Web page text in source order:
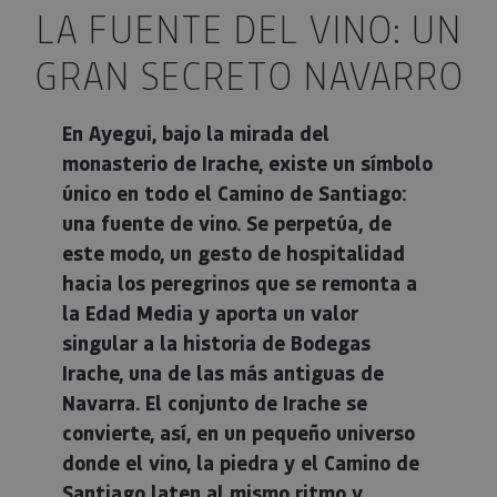
LA FUENTE DEL VINO: UN
GRAN SECRETO NAVARRO
En Ayegui, bajo la mirada del
monasterio de Irache, existe un símbolo
único en todo el Camino de Santiago:
una fuente de vino. Se perpetúa, de
este modo, un gesto de hospitalidad
hacia los peregrinos que se remonta a
la Edad Media y aporta un valor
singular a la historia de Bodegas
Irache, una de las más antiguas de
Navarra. El conjunto de Irache se
convierte, así, en un pequeño universo
donde el vino, la piedra y el Camino de